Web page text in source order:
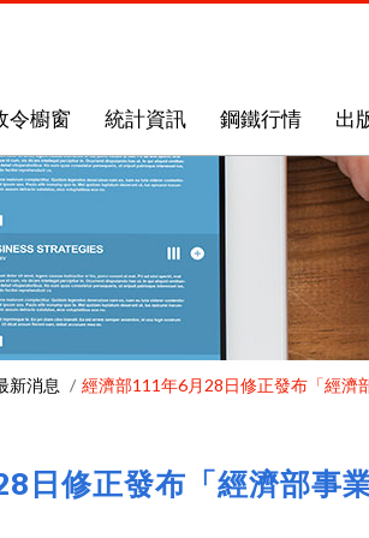
令櫥窗 統計資訊 鋼鐵行情 出
新消息 經濟部111年6月28日修正發布「經濟
日修正發布「經濟部事